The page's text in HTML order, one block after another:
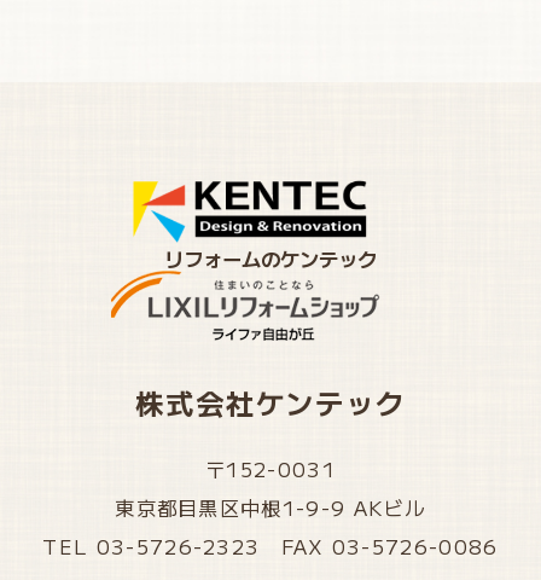
リフォームのケンテック
株式会社ケンテック
〒152-0031
東京都目黒区中根1-9-9 AKビル
TEL 03-5726-2323 FAX 03-5726-0086